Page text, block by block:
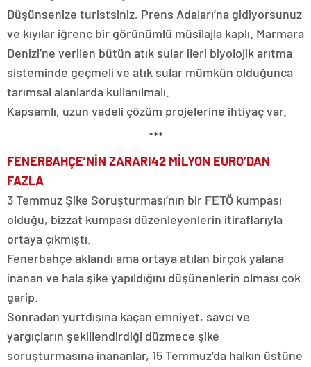
Düşünsenize turistsiniz, Prens Adaları’na gidiyorsunuz
ve kıyılar iğrenç bir görünümlü müsilajla kaplı. Marmara
Denizi’ne verilen bütün atık sular ileri biyolojik arıtma
sisteminde geçmeli ve atık sular mümkün olduğunca
tarımsal alanlarda kullanılmalı.
Kapsamlı, uzun vadeli çözüm projelerine ihtiyaç var.
***
FENERBAHÇE’NİN ZARARI42 MİLYON EURO’DAN
FAZLA
3 Temmuz Şike Soruşturması’nın bir FETÖ kumpası
olduğu, bizzat kumpası düzenleyenlerin itiraflarıyla
ortaya çıkmıştı.
Fenerbahçe aklandı ama ortaya atılan birçok yalana
inanan ve hala şike yapıldığını düşünenlerin olması çok
garip.
Sonradan yurtdışına kaçan emniyet, savcı ve
yargıçların şekillendirdiği düzmece şike
soruşturmasına inananlar, 15 Temmuz’da halkın üstüne